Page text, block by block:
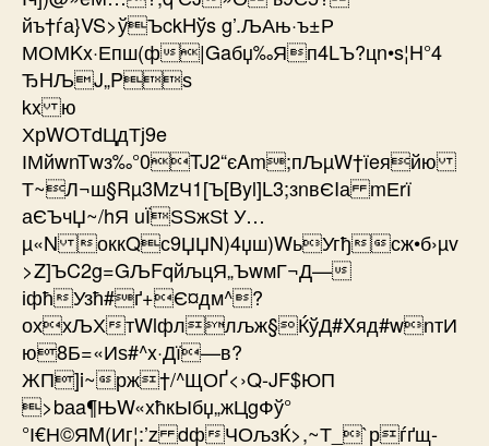
йъ†ѓа}VS>ўЪckHўs g’.ЉАњ·ъ±Р
МОМKx·Епш(ф|Gaбџ‰Яп4LЪ?цn•s¦H°4
ЂHЉJ„Pѕ
kx ю
ХрWOТdЦдТј9e
ІМйwnTwз‰°0TJ2“єAm;пЉµW†їeяйю
Т~Л¬ш§Rµ3MzЧ1[Ъ[Byl]L3;зnвЄIа mЕrї
аЄЪчЏ~/hЯ uЇЅЅжЅt У…
µ«N оккQс9ЏЏN)4џш)WьУгђсж•б›µv
>Z]ЪC2g=GЉFqйљцЯ„ЪwмГ¬Д—
іфћУзћ#­ґ+Є¤дм^?
оххЉХтWlфллљж§ЌўД#Xяд#wnтИ
ю8Б=«Иѕ#^x·Дї—в?
ЖП]i~рж†­/^ЩОҐ<›Q-JF$ЮП
>bаa¶ЊW«xћкЫбџ„жЦgФў°
°І€Н©ЯM(Иг¦:’z dфЧОљзЌ>,~Т_`рѓґщ­